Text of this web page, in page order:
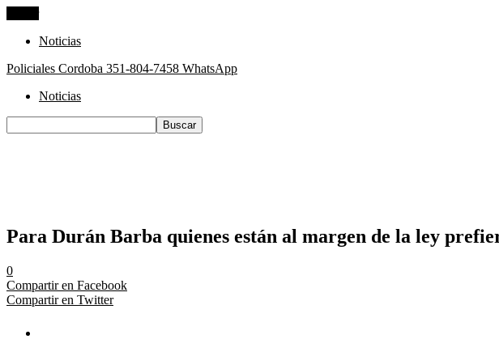
Noticias
Policiales Cordoba 351-804-7458 WhatsApp
Noticias
Para Durán Barba quienes están al margen de la ley
0
Compartir en Facebook
Compartir en Twitter